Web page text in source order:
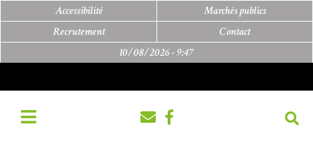
Accessibilité
Marchés publics
Recrutement
Contact
10/08/2026 -9:47